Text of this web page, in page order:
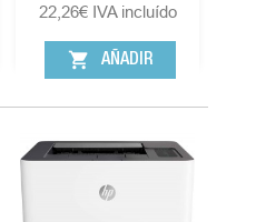
22,26€ IVA incluído
shopping_cart AÑADIR